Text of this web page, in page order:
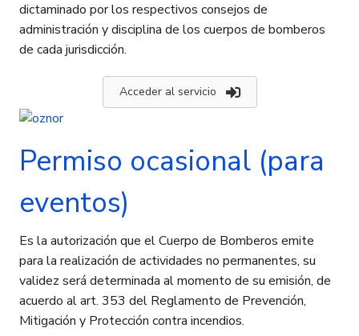
dictaminado por los respectivos consejos de
administración y disciplina de los cuerpos de bomberos
de cada jurisdicción.
Acceder al servicio
Permiso ocasional (para
eventos)
Es la autorización que el Cuerpo de Bomberos emite
para la realización de actividades no permanentes, su
validez será determinada al momento de su emisión, de
acuerdo al art. 353 del Reglamento de Prevención,
Mitigación y Protección contra incendios.